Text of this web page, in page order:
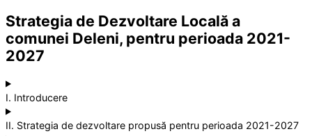
Strategia de Dezvoltare Locală a
comunei Deleni, pentru perioada 2021-
2027
I. Introducere
II. Strategia de dezvoltare propusă pentru perioada 2021-2027